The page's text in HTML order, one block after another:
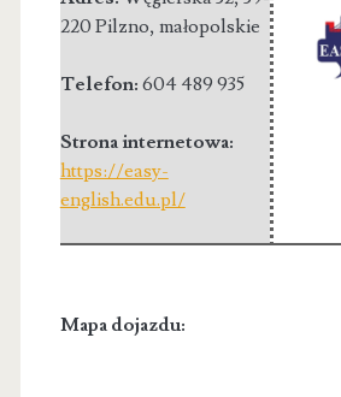
220 Pilzno, małopolskie
Telefon: 604 489 935
Strona internetowa:
https://easy-
english.edu.pl/
Mapa dojazdu: